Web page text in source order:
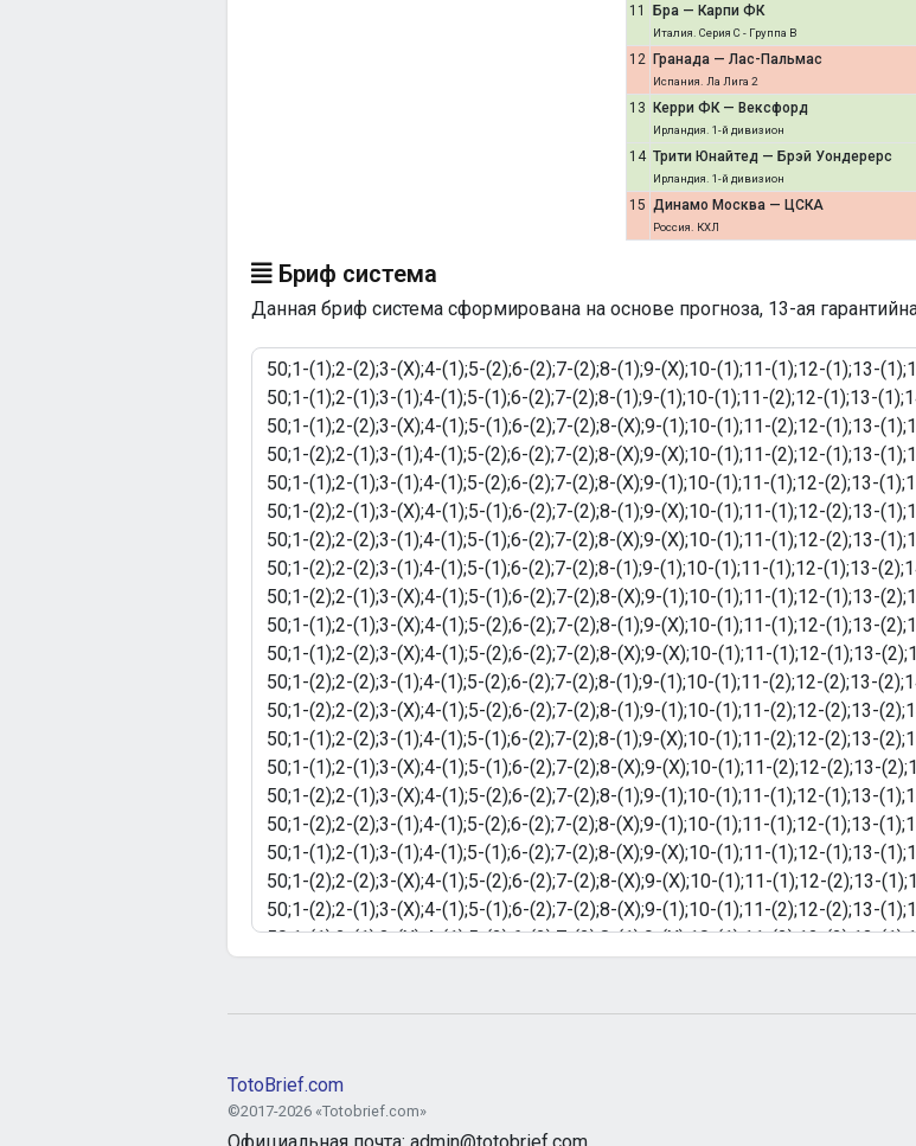
11 Бра — Карпи ФК
Италия. Серия C - Группа B
12 Гранада — Лас-Пальмас
Испания. Ла Лига 2
13 Керри ФК — Вексфорд
Ирландия. 1-й дивизион
14 Трити Юнайтед — Брэй Уондерерс
Ирландия. 1-й дивизион
15 Динамо Москва — ЦСКА
Россия. КХЛ
Бриф система
Данная бриф система сформирована на основе прогноза, 13-ая
TotoBrief.com
©2017-2026 «Totobrief.com»
Официальная почта: admin@totobrief.com